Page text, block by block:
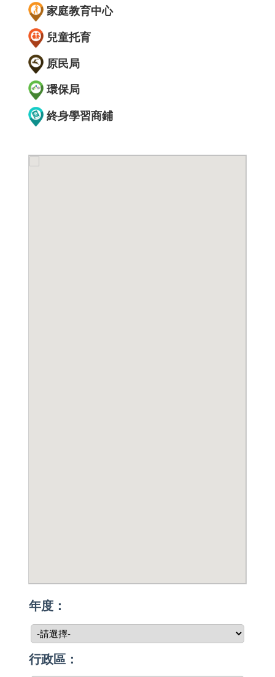
家庭教育中心
兒童托育
原民局
環保局
終身學習商鋪
年度：
行政區：